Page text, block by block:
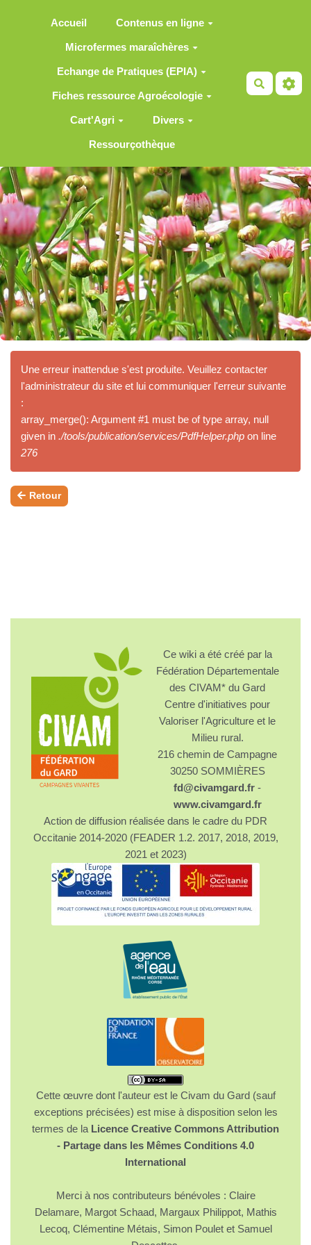
Accueil Contenus en ligne
Microfermes maraîchères
Echange de Pratiques (EPIA)
Fiches ressource Agroécologie
Cart'Agri Divers
Ressourçothèque
Une erreur inattendue s'est produite. Veuillez contacter
l'administrateur du site et lui communiquer l'erreur suivante
:
array_merge(): Argument #1 must be of type array, null
given in ./tools/publication/services/PdfHelper.php on line
276
Retour
Ce wiki a été créé par la
Fédération Départementale
des CIVAM* du Gard
Centre d'initiatives pour
Valoriser l'Agriculture et le
Milieu rural.
216 chemin de Campagne
30250 SOMMIÈRES
fd@civamgard.fr -
www.civamgard.fr
Action de diffusion réalisée dans le cadre du PDR
Occitanie 2014-2020 (FEADER 1.2. 2017, 2018, 2019,
2021 et 2023)
Cette œuvre dont l'auteur est le Civam du Gard (sauf
exceptions précisées) est mise à disposition selon les
termes de la Licence Creative Commons Attribution
- Partage dans les Mêmes Conditions 4.0
International
Merci à nos contributeurs bénévoles : Claire
Delamare, Margot Schaad, Margaux Philippot, Mathis
Lecoq, Clémentine Métais, Simon Poulet et Samuel